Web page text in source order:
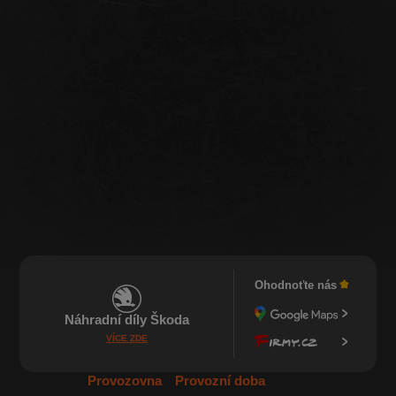
Náhradní díly Škoda
VÍCE ZDE
Ohodnoťte nás
Provozovna Provozní doba